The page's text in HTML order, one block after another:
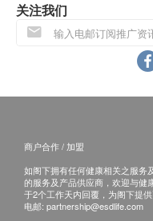
退换条款：
当顾客收取已订
有损毁情况，一
正本，并于送货
Wing Keung
电邮：
关注我们
商户合作 / 加盟
如阁下拥有任何健康相关之服务
的服务及产品供应商，欢迎与健
于2个工作天内回覆，为阁下提供
电邮: partnership@esdlife.com